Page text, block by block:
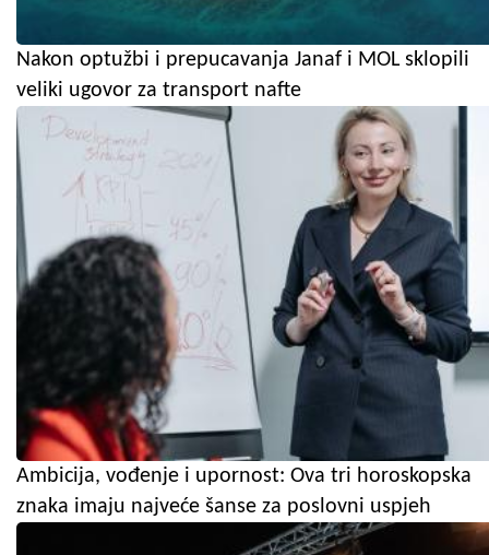
Nakon optužbi i prepucavanja Janaf i MOL sklopili
veliki ugovor za transport nafte
Ambicija, vođenje i upornost: Ova tri horoskopska
znaka imaju najveće šanse za poslovni uspjeh